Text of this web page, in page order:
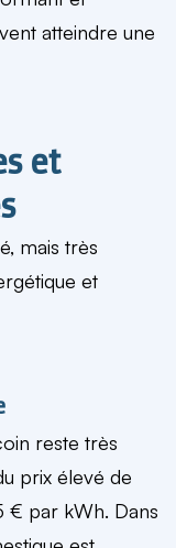
atteindre une
et
mais très
et
reste très
prix élevé de
€ par kWh. Dans